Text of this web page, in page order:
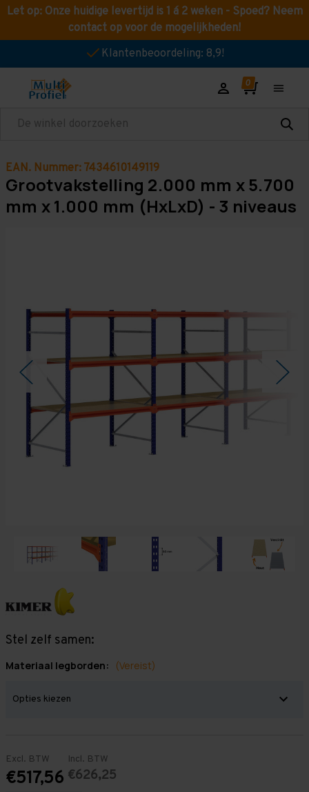
Let op: Onze huidige levertijd is 1 á 2 weken - Spoed? Neem
contact op voor de mogelijkheden!
Klantenbeoordeling: 8,9!
Zoeken
EAN. Nummer: 7434610149119
Grootvakstelling 2.000 mm x 5.700
mm x 1.000 mm (HxLxD) - 3 niveaus
Stel zelf samen:
Materiaal legborden: (Vereist)
Excl. BTW
€517,56
Incl. BTW
€626,25